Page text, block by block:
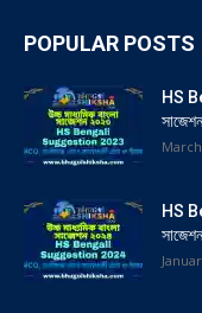
POPULAR POSTS
HS
HS